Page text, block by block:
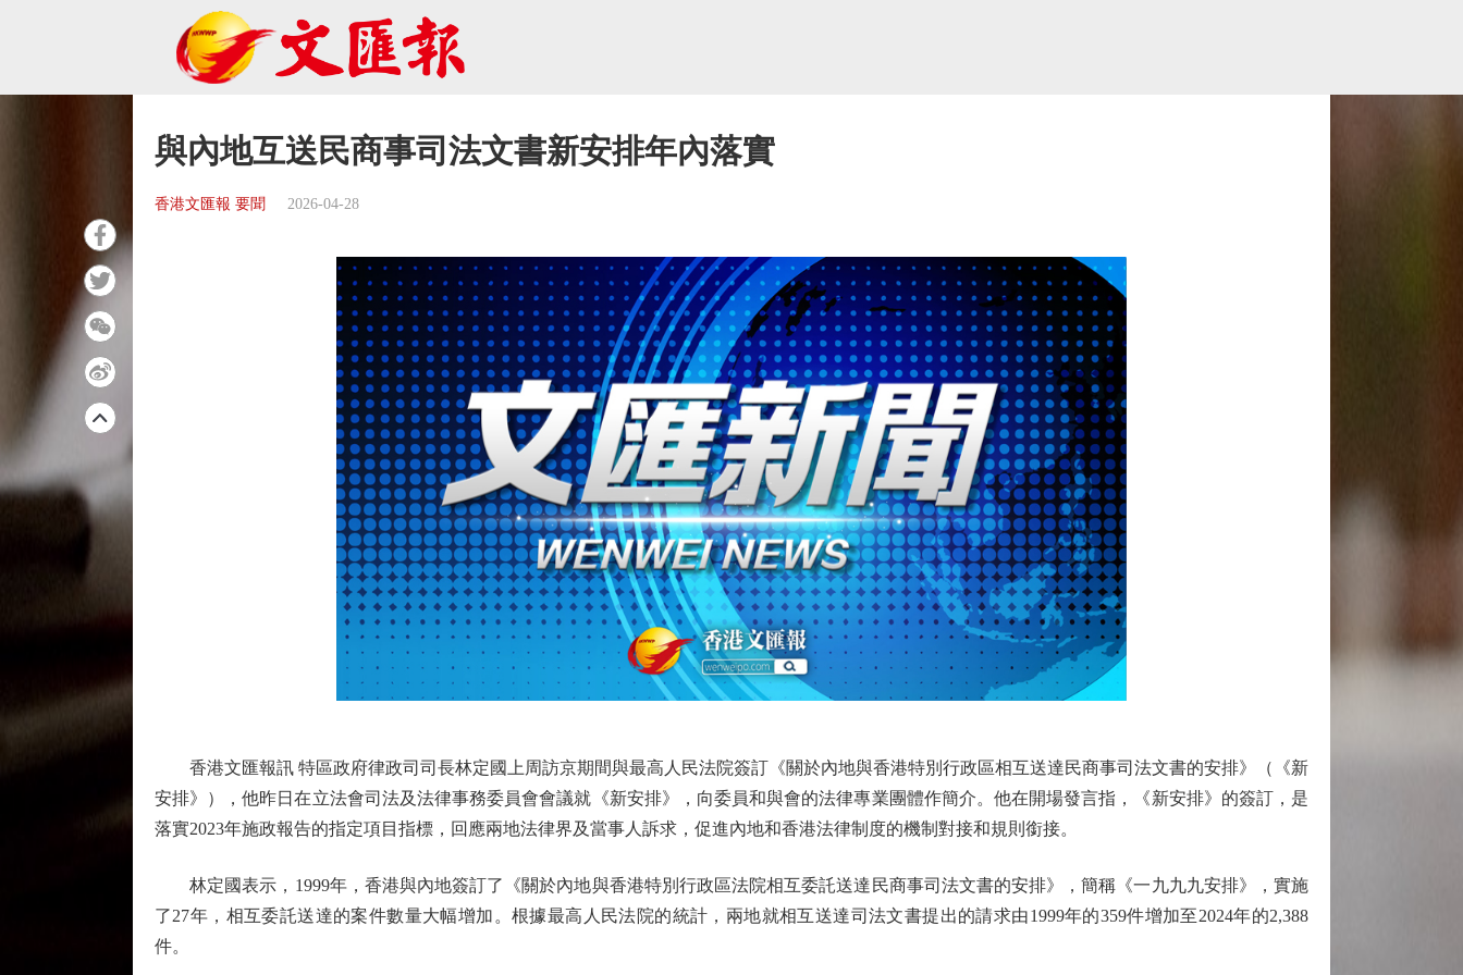
與內地互送民商事司法文書新安排年內落實
香港文匯報 要聞 2026-04-28
香港文匯報訊 特區政府律政司司長林定國上周訪京期間與最高人民法院簽訂《關於內地與香港特別行政區相互送達民商事司法文書的安排》（《新
安排》），他昨日在立法會司法及法律事務委員會會議就《新安排》，向委員和與會的法律專業團體作簡介。他在開場發言指，《新安排》的簽訂，是
落實2023年施政報告的指定項目指標，回應兩地法律界及當事人訴求，促進內地和香港法律制度的機制對接和規則銜接。
林定國表示，1999年，香港與內地簽訂了《關於內地與香港特別行政區法院相互委託送達民商事司法文書的安排》，簡稱《一九九九安排》，實施
了27年，相互委託送達的案件數量大幅增加。根據最高人民法院的統計，兩地就相互送達司法文書提出的請求由1999年的359件增加至2024年的2,388
件。